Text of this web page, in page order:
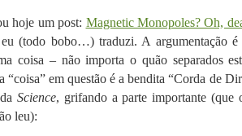
hoje um post: Magnetic Monopoles? Oh,
(todo bobo…) traduzi. A argumentação é
coisa – não importa o quão separados
“coisa” em questão é a bendita “Corda de
Science, grifando a parte importante
leu):